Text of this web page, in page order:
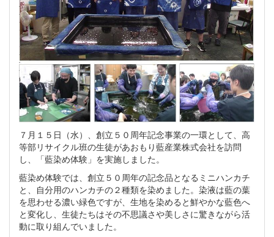
７月１５日（水）、創立５０周年記念事業の一環として、高
等部リサイクル班の生徒があおもり藍産業株式会社を訪問
し、「藍染め体験」を実施しました。
藍染め体験では、創立５０周年の記念品となるミニハンカチ
と、自分用のハンカチの２種類を染めました。染液は藍の葉
を思わせる濃い緑色ですが、生地を染めると鮮やかな藍色へ
と変化し、生徒たちはその不思議さや美しさに驚きながら活
動に取り組んでいました。